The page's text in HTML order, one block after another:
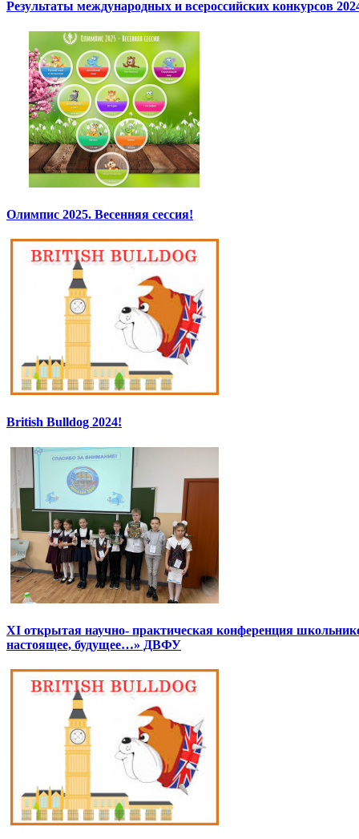
Результаты международных и всероссийских конкурсов
Олимпис 2025. Весенняя сессия!
British Bulldog 2024!
XI открытая научно- практическая конференция
настоящее, будущее…» ДВФУ